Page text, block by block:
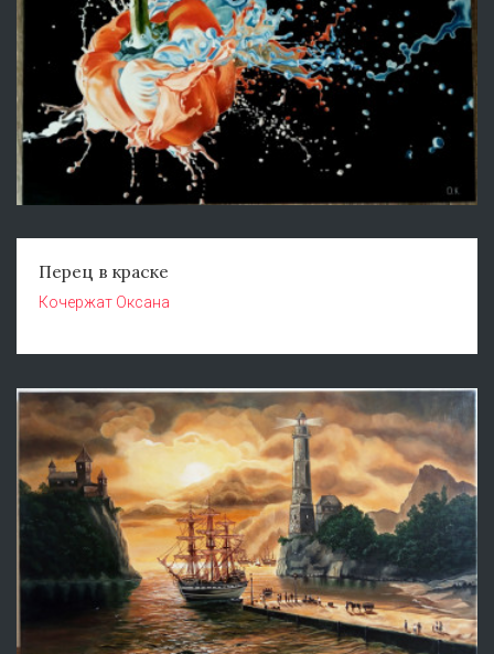
Перец в краске
Кочержат Оксана